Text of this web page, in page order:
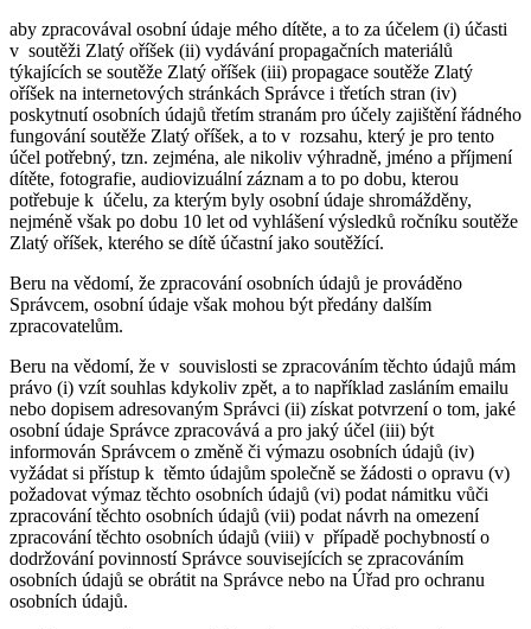
aby zpracovával osobní údaje mého dítěte, a to za účelem (i) účasti
v soutěži Zlatý oříšek (ii) vydávání propagačních materiálů
týkajících se soutěže Zlatý oříšek (iii) propagace soutěže Zlatý
oříšek na internetových stránkách Správce i třetích stran (iv)
poskytnutí osobních údajů třetím stranám pro účely zajištění řádného
fungování soutěže Zlatý oříšek, a to v rozsahu, který je pro tento
účel potřebný, tzn. zejména, ale nikoliv výhradně, jméno a příjmení
dítěte, fotografie, audiovizuální záznam a to po dobu, kterou
potřebuje k účelu, za kterým byly osobní údaje shromážděny,
nejméně však po dobu 10 let od vyhlášení výsledků ročníku soutěže
Zlatý oříšek, kterého se dítě účastní jako soutěžící.
Beru na vědomí, že zpracování osobních údajů je prováděno
Správcem, osobní údaje však mohou být předány dalším
zpracovatelům.
Beru na vědomí, že v souvislosti se zpracováním těchto údajů mám
právo (i) vzít souhlas kdykoliv zpět, a to například zasláním emailu
nebo dopisem adresovaným Správci (ii) získat potvrzení o tom, jaké
osobní údaje Správce zpracovává a pro jaký účel (iii) být
informován Správcem o změně či výmazu osobních údajů (iv)
vyžádat si přístup k těmto údajům společně se žádosti o opravu (v)
požadovat výmaz těchto osobních údajů (vi) podat námitku vůči
zpracování těchto osobních údajů (vii) podat návrh na omezení
zpracování těchto osobních údajů (viii) v případě pochybností o
dodržování povinností Správce souvisejících se zpracováním
osobních údajů se obrátit na Správce nebo na Úřad pro ochranu
osobních údajů.